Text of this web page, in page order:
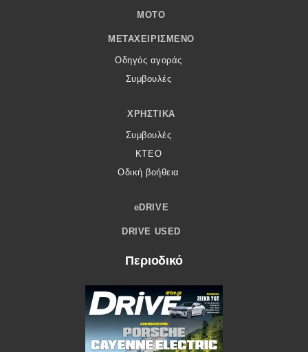
MOTO
ΜΕΤΑΧΕΙΡΙΣΜΈΝΟ
Οδηγός αγοράς
Συμβουλές
ΧΡΗΣΤΙΚΆ
Συμβουλές
ΚΤΕΟ
Οδική βοήθεια
eDRIVE
DRIVE USED
Περιοδικό